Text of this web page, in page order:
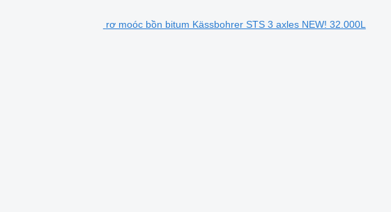
rơ moóc bồn bitum Kässbohrer STS 3 axles NEW! 32.000L